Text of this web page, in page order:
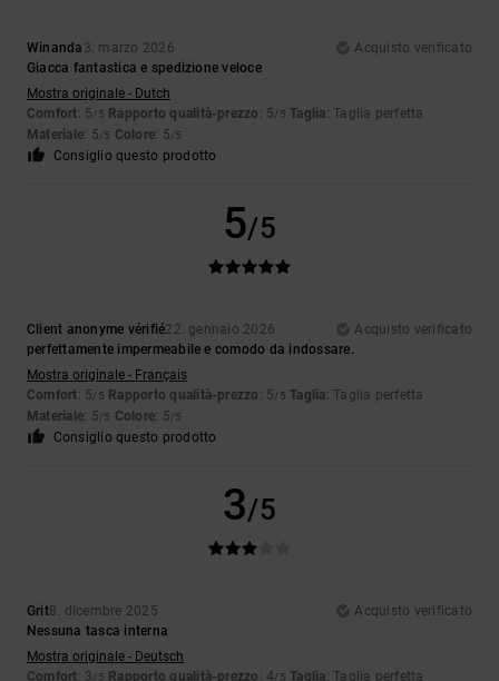
Winanda 3. marzo 2026
Acquisto verificato
Giacca fantastica e spedizione veloce
Mostra originale - Dutch
Comfort: 5/5 Rapporto qualità-prezzo : 5/5 Taglia: Taglia perfetta
Materiale: 5/5 Colore: 5/5
Consiglio questo prodotto
5/5
Client anonyme vérifié22. gennaio 2026
Acquisto verificato
perfettamente impermeabile e comodo da indossare.
Mostra originale - Français
Comfort: 5/5 Rapporto qualità-prezzo : 5/5 Taglia: Taglia perfetta
Materiale: 5/5 Colore: 5/5
Consiglio questo prodotto
3/5
Grit8. dicembre 2025
Acquisto verificato
Nessuna tasca interna
Mostra originale - Deutsch
Comfort: 3/5 Rapporto qualità-prezzo : 4/5 Taglia: Taglia perfetta